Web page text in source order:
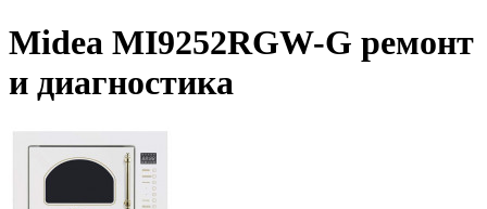
Midea MI9252RGW-G ремонт
и диагностика